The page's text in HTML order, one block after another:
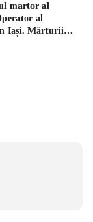
martor al
al
Iași. Mărturii